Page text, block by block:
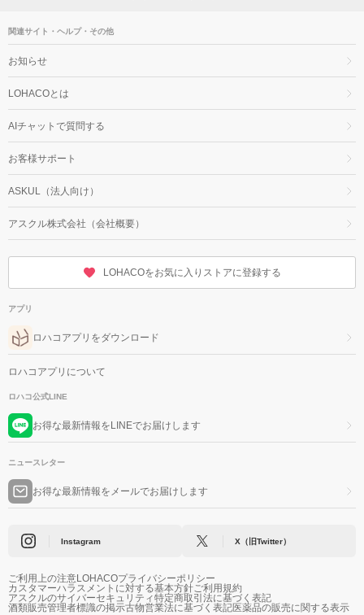
関連サイト・ヘルプ・その他
お知らせ
LOHACOとは
AIチャットで質問する
お客様サポート
ASKUL（法人向け）
アスクル株式会社（会社概要）
LOHACOをお気に入りストアに登録する
アプリ
ロハコアプリをダウンロード
ロハコアプリについて
ロハコ公式LINE
お得な最新情報をLINEでお届けします
ニュースレター
お得な最新情報をメールでお届けします
Instagram X（旧Twitter）
ご利用上の注意LOHACOプライバシーポリシー
カスタマーハラスメントに対する基本方針ご利用規約
アスクルのサイバーセキュリティ特定商取引法に基づく表記
酒類販売管理者標識の掲示古物営業法に基づく表記医薬品の販売に関する表示